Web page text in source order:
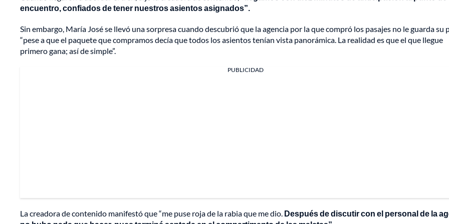
encuentro, confiados de tener nuestros asientos asignados”.
Sin embargo, María José se llevó una sorpresa cuando descubrió que la agencia por la que compró los pasajes no le guarda su
“pese a que el paquete que compramos decía que todos los asientos tenían vista panorámica. La realidad es que el que llegue
primero gana; así de simple”.
PUBLICIDAD
La creadora de contenido manifestó que “me puse roja de la rabia que me dio. Después de discutir con el personal de la